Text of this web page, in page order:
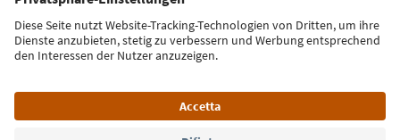
FAQ Contatti Press MICE
Privacy Policy
Termini e condizioni
Crediti
Cookie Policy
Alto Adige B2B